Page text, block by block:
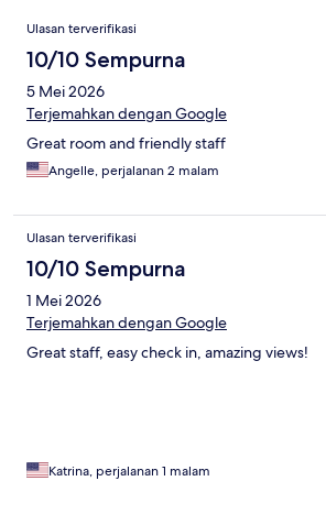
Ulasan
Ulasan terverifikasi
10/10 Sempurna
5 Mei 2026
Terjemahkan dengan Google
Great room and friendly staff
Angelle, perjalanan 2 malam
Ulasan terverifikasi
10/10 Sempurna
1 Mei 2026
Terjemahkan dengan Google
Great staff, easy check in, amazing views!
Katrina, perjalanan 1 malam